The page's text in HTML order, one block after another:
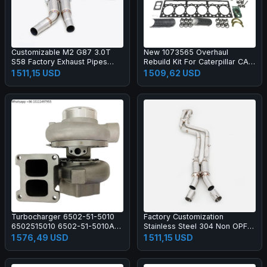
Customizable M2 G87 3.0T
S58 Factory Exhaust Pipes
304 Stainless Steel Midpipe
1 511,15 USD
New 1073565 Overhaul
Rebuild Kit For Caterpillar CAT
3306 3306C Engine R1300
1 509,62 USD
Turbocharger 6502-51-5010
6502515010 6502-51-5010A
for Komaaatsu 6D170 Engine
SAA6D170E Construction
1 576,49 USD
Factory Customization
Stainless Steel 304 Non OPF
Midpipe for X3M F97/X4M
F98 3.0T S58 Mirror Polished
1 511,15 USD